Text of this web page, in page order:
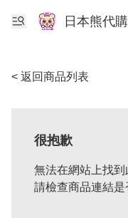
日本熊代購
< 返回商品列表
很抱歉
無法在網站上找到
請檢查商品連結是